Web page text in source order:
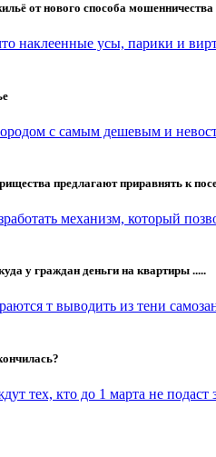
от нового способа мошенничества
наклеенные усы, парики и
с самым дешевым и
предлагают приравнять к
механизм, который
у граждан деньги на квартиры .....
т выводить из тени
тех, кто до 1 марта не подаст